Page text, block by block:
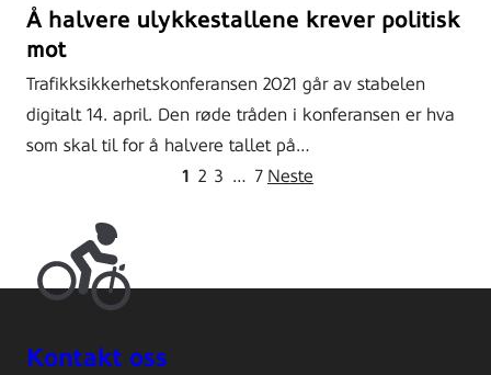
Å halvere ulykkestallene krever politisk
mot
Trafikksikkerhetskonferansen 2021 går av stabelen
digitalt 14. april. Den røde tråden i konferansen er hva
som skal til for å halvere tallet på…
1 2 3 … 7 Neste
Kontakt oss